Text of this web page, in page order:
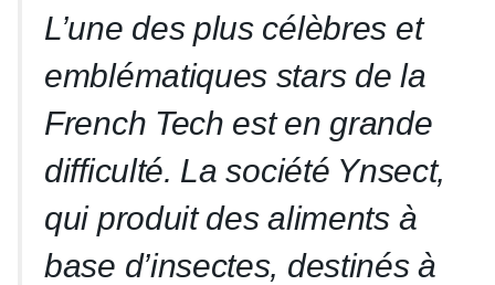
L’une des plus célèbres et
emblématiques stars de la
French Tech est en grande
difficulté. La société Ynsect,
qui produit des aliments à
base d’insectes, destinés à